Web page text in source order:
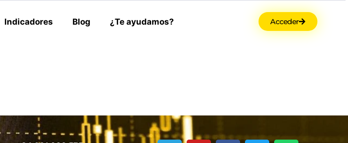
Indicadores Blog ¿Te ayudamos? Acceder